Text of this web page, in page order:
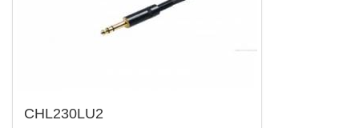
CHL230LU2